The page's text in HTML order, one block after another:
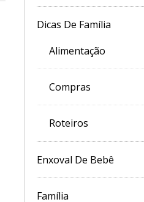
Dicas De Família
Alimentação
Compras
Roteiros
Enxoval De Bebê
Família